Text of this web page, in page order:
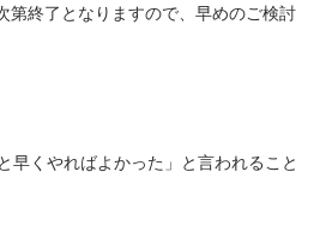
終了となりますので、早めのご検討
早くやればよかった」と言われること